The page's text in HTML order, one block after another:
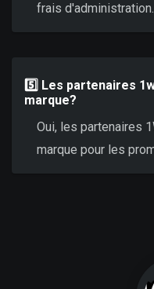
frais d'administration.
5️⃣ Les partenaires
marque?
Oui, les partenaires
marque pour les